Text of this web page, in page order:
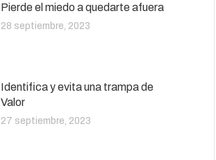
Pierde el miedo a quedarte afuera
28 septiembre, 2023
Identifica y evita una trampa de
Valor
27 septiembre, 2023